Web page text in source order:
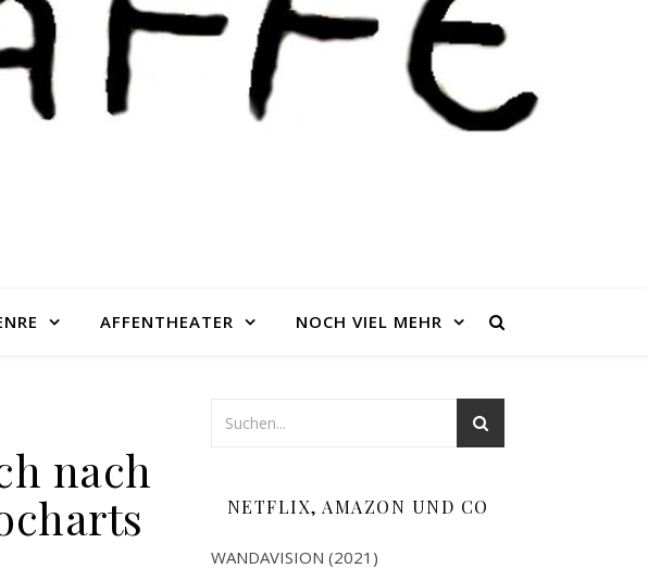
AFFENTHEATER NOCH VIEL MEHR
nach
NETFLIX, AMAZON UND CO
WANDAVISION (2021)